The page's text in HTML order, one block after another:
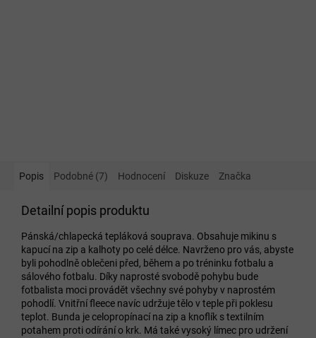
Popis Podobné (7) Hodnocení Diskuze Značka
Detailní popis produktu
Pánská/chlapecká tepláková souprava. Obsahuje mikinu s
kapucí na zip a kalhoty po celé délce. Navrženo pro vás, abyste
byli pohodlně oblečeni před, během a po tréninku fotbalu a
sálového fotbalu. Díky naprosté svobodě pohybu bude
fotbalista moci provádět všechny své pohyby v naprostém
pohodlí. Vnitřní fleece navíc udržuje tělo v teple při poklesu
teplot. Bunda je celopropínací na zip a knoflík s textilním
potahem proti odírání o krk. Má také vysoký límec pro udržení